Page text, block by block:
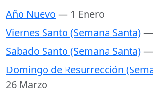
Año Nuevo — 1 Enero
Viernes Santo (Semana Santa)—
Sabado Santo (Semana Santa)—
Domingo de Resurrección
26 Marzo